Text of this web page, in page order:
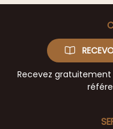
Recevez